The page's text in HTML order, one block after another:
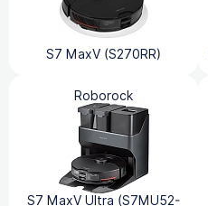
S7 MaxV (S270RR)
Roborock
S7 MaxV Ultra (S7MU52-